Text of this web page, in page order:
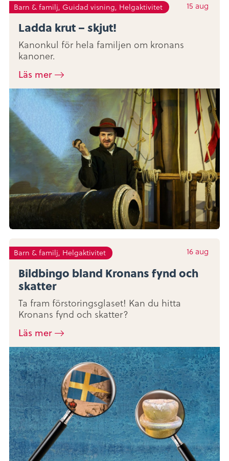
Barn & familj, Guidad visning, Helgaktivitet 15 aug
Ladda krut – skjut!
Kanonkul för hela familjen om kronans
kanoner.
Läs mer
Barn & familj, Helgaktivitet 16 aug
Bildbingo bland Kronans fynd och
skatter
Ta fram förstoringsglaset! Kan du hitta
Kronans fynd och skatter?
Läs mer